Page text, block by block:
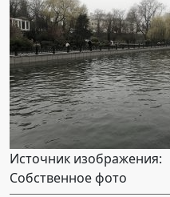
Источник изображения:
Собственное фото